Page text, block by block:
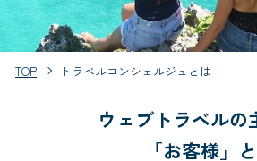
TOP トラベルコンシェルジュとは
ウェブトラベルの
「お客様」と